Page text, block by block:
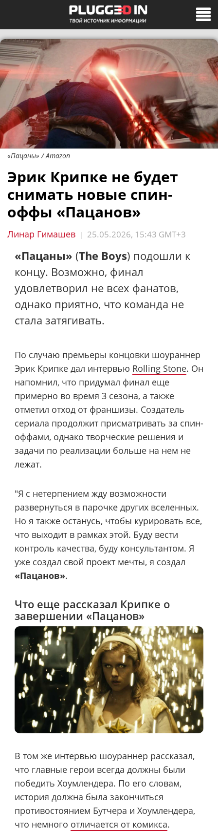
«Пацаны» / Amazon
Эрик Крипке не будет
снимать новые спин-
оффы «Пацанов»
Линар Гимашев | 25.05.2026, 15:43 GMT+3
«Пацаны» (The Boys) подошли к
концу. Возможно, финал
удовлетворил не всех фанатов,
однако приятно, что команда не
стала затягивать.
По случаю премьеры концовки шоураннер
Эрик Крипке дал интервью Rolling Stone. Он
напомнил, что придумал финал еще
примерно во время 3 сезона, а также
отметил отход от франшизы. Создатель
сериала продолжит присматривать за спин-
оффами, однако творческие решения и
задачи по реализации больше на нем не
лежат.
"Я с нетерпением жду возможности
развернуться в парочке других вселенных.
Но я также останусь, чтобы курировать все,
что выходит в рамках этой. Буду вести
контроль качества, буду консультантом. Я
уже создал свой проект мечты, я создал
«Пацанов».
Что еще рассказал Крипке о
завершении «Пацанов»
В том же интервью шоураннер рассказал,
что главные герои всегда должны были
победить Хоумлендера. По его словам,
история должна была закончиться
противостоянием Бутчера и Хоумлендера,
что немного отличается от комикса.